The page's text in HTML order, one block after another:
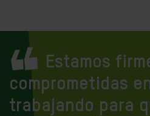
Estamos
comprometidas
trabajando para